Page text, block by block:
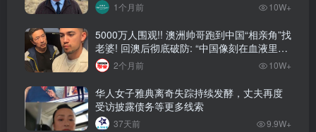
1个月前 10W+
5000万人围观!! 澳洲帅哥跑到中国“相亲角”找
老婆! 回澳后彻底破防: “中国像刻在血液里的
家”! 全网疯狂热议…
2个月前 10W+
华人女子雅典离奇失踪持续发酵，丈夫再度
受访披露债务等更多线索
37天前 9.9W+